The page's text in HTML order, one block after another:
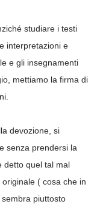
studiare i testi
interpretazioni e
e gli insegnamenti
mettiamo la firma di
devozione, si
senza prendersi la
detto quel tal mal
( cosa che in
piuttosto